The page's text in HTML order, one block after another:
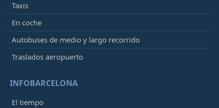
Taxis
En coche
Autobuses de medio y largo recorrido
Traslados aeropuerto
INFOBARCELONA
El tiempo